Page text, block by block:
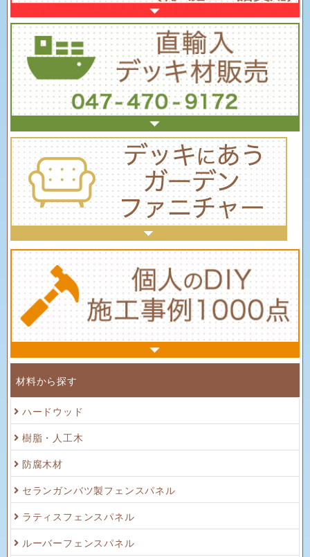
材料から探す
ハードウッド
樹脂・人工木
防腐木材
セランガンバツ製フェンスパネル
ラティスフェンスパネル
ルーバーフェンスパネル